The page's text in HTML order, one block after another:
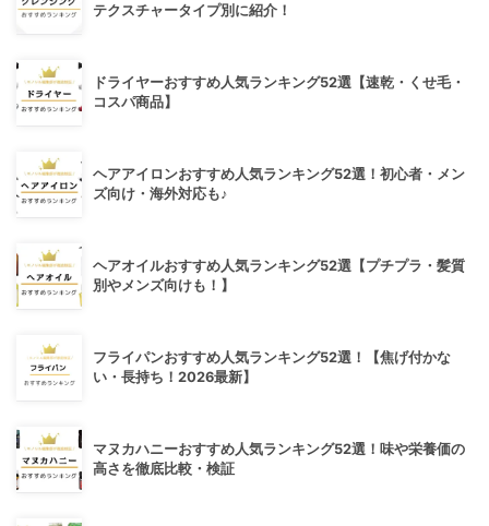
テクスチャータイプ別に紹介！
ドライヤーおすすめ人気ランキング52選【速乾・くせ毛・
コスパ商品】
ヘアアイロンおすすめ人気ランキング52選！初心者・メン
ズ向け・海外対応も♪
ヘアオイルおすすめ人気ランキング52選【プチプラ・髪質
別やメンズ向けも！】
フライパンおすすめ人気ランキング52選！【焦げ付かな
い・長持ち！2026最新】
マヌカハニーおすすめ人気ランキング52選！味や栄養価の
高さを徹底比較・検証